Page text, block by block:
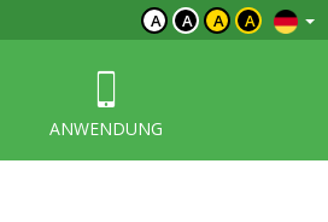
A A A A
ANWENDUNG